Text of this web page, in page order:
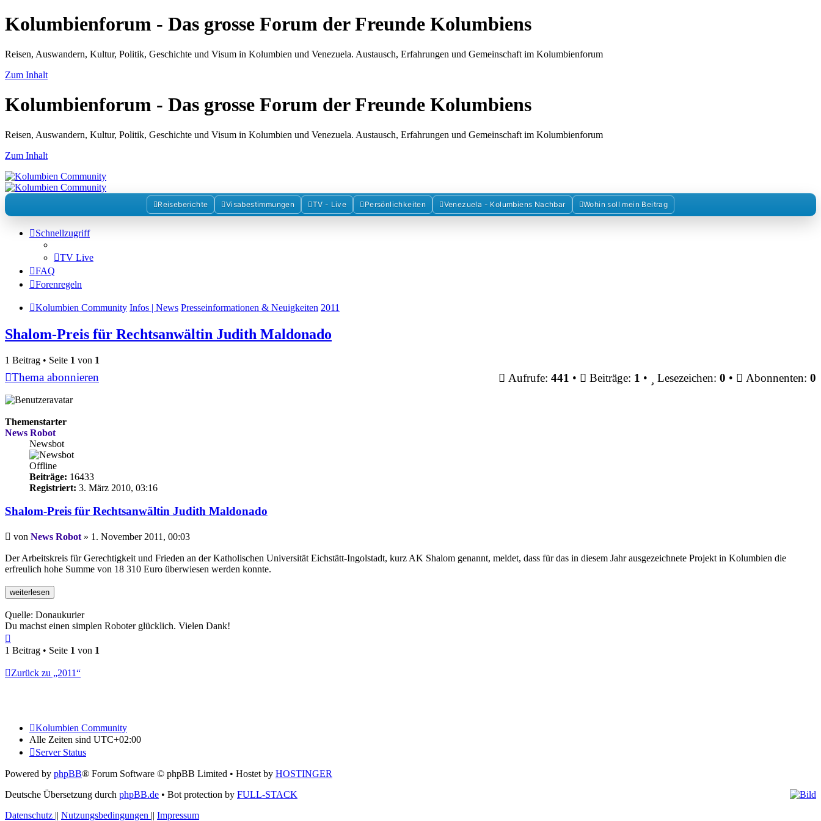
Kolumbienforum - Das grosse Forum der Freunde Kolumbiens
Reisen, Auswandern, Kultur, Politik, Geschichte und Visum in Kolumbien und Venezuela. Austausch, Erfahrungen und Gemeinschaft im Kolumbienforum
Zum Inhalt
Kolumbienforum - Das grosse Forum der Freunde Kolumbiens
Reisen, Auswandern, Kultur, Politik, Geschichte und Visum in Kolumbien und Venezuela. Austausch, Erfahrungen und Gemeinschaft im Kolumbienforum
Zum Inhalt
Reiseberichte Visabestimmungen TV - Live Persönlichkeiten Venezuela - Kolumbiens Nachbar Wohin soll mein Beitrag
Schnellzugriff
TV Live
FAQ
Forenregeln
Kolumbien Community Infos | News Presseinformationen & Neuigkeiten 2011
Shalom-Preis für Rechtsanwältin Judith Maldonado
1 Beitrag • Seite 1 von 1
Thema abonnieren Aufrufe: 441 • Beiträge: 1 • Lesezeichen: 0 • Abonnenten: 0
Themenstarter
News Robot
Newsbot
Offline
Beiträge: 16433
Registriert: 3. März 2010, 03:16
Shalom-Preis für Rechtsanwältin Judith Maldonado
Beitrag
von News Robot » 1. November 2011, 00:03
Der Arbeitskreis für Gerechtigkeit und Frieden an der Katholischen Universität Eichstätt-Ingolstadt, kurz AK Shalom genannt, meldet, dass für das in diesem Jahr ausgezeichnete Projekt in Kolumbien die
erfreulich hohe Summe von 18 310 Euro überwiesen werden konnte.
Quelle: Donaukurier
Du machst einen simplen Roboter glücklich. Vielen Dank!
oben
1 Beitrag • Seite 1 von 1
Zurück zu „2011“
Kolumbien Community
Alle Zeiten sind UTC+02:00
Server Status
Powered by phpBB® Forum Software © phpBB Limited • Hostet by HOSTINGER
Deutsche Übersetzung durch phpBB.de • Bot protection by FULL-STACK
Datenschutz || Nutzungsbedingungen || Impressum